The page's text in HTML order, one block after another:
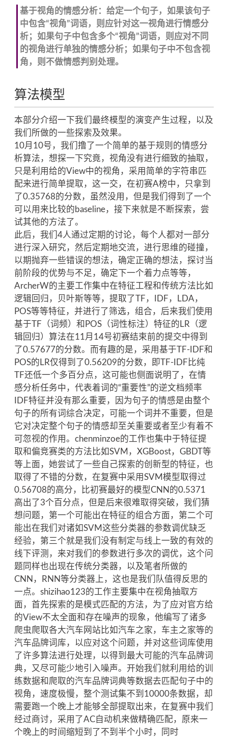
基于视角的情感分析：给定一个句子，如果该句子
中包含“视角”词语，则应针对这一视角进行情感分
析；如果句子中包含多个“视角”词语，则应对不同
的视角进行单独的情感分析；如果句子中不包含视
角，则不做情感判别处理。
算法模型
本部分介绍一下我们最终模型的演变产生过程，以及
我们所做的一些探索及效果。
10月10号，我们撸了一个简单的基于规则的情感分
析算法，想探一下究竟，视角没有进行细致的抽取，
只是利用给的View中的视角，采用简单的字符串匹
配来进行简单提取，这一交，在初赛A榜中，只拿到
了0.35768的分数，虽然没用，但是我们得到了一个
可以用来比较的baseline，接下来就是不断探索，尝
试其他的方法了。
此后，我们4人通过定期的讨论，每个人都对一部分
进行深入研究，然后定期地交流，进行思维的碰撞，
以期抛弃一些错误的想法，确定正确的想法，探讨当
前阶段的优势与不足，确定下一个着力点等等，
ArcherW的主要工作集中在特征工程和传统方法比如
逻辑回归，贝叶斯等等，提取了TF，IDF，LDA，
POS等等特征，并进行了筛选，组合，后来我们使用
基于TF（词频）和POS（词性标注）特征的LR（逻
辑回归）算法在11月14号初赛结束前的提交中得到
了0.57677的分数。而有趣的是，采用基于TF-IDF和
POS的LR仅得到了0.56209的分数，即TF-IDF比纯
TF还低一个多百分点，这可能也侧面说明了，在情
感分析任务中，代表着词的“重要性”的逆文档频率
IDF特征并没有那么重要，因为句子的情感是由整个
句子的所有词综合决定，可能一个词并不重要，但是
它对决定整个句子的情感却至关重要或者至少有着不
可忽视的作用。chenminzoe的工作也集中于特征提
取和偏竞赛类的方法比如SVM，XGBoost，GBDT等
等上面，她尝试了一些自己探索的创新型的特征，也
取得了不错的分数，在复赛中采用SVM模型取得过
0.56708的高分，比初赛最好的模型CNN的0.5371
高出了3个百分点，但是后来很难取得突破，我们猜
想问题，第一个可能出在特征的组合方面，第二个可
能出在我们对诸如SVM这些分类器的参数调优缺乏
经验，第三个就是我们没有制定与线上一致的有效的
线下评测，来对我们的参数进行多次的调优，这个问
题同样也出现在传统分类器，以及笔者所做的
CNN，RNN等分类器上，这也是我们队值得反思的
一点。shizihao123的工作主要集中在视角抽取方
面，首先探索的是模式匹配的方法，为了应对官方给
的View不太全面和存在噪声的现象，他编写了诸多
爬虫爬取各大汽车网站比如汽车之家，车主之家等的
汽车品牌词库，以应对这个问题，并对这些词库使用
了许多算法进行处理，以得到最大可能的汽车品牌词
典，又尽可能少地引入噪声。开始我们就利用给的训
练数据和爬取的汽车品牌词典等数据去匹配句子中的
视角，速度极慢，整个测试集不到10000条数据，却
需要跑一个晚上才能够全部提取出来，在复赛中我们
经过商讨，采用了AC自动机来做精确匹配，原来一
个晚上的时间缩短到了不到半个小时，同时